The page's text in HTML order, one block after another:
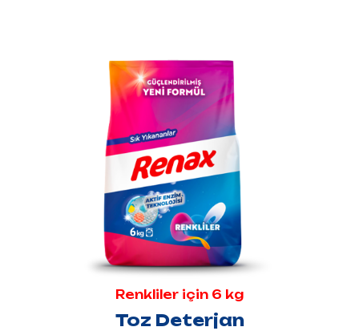
Renkliler için 6 kg
Toz Deterjan